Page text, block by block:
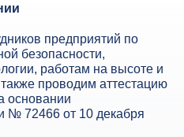
предприятий по
безопасности,
работам на высоте и
проводим аттестацию
основании
№ 72466 от 10 декабря